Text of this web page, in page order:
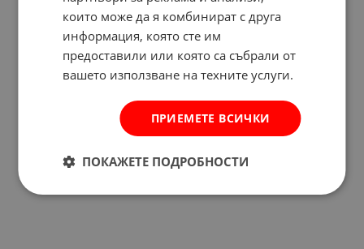
които може да я комбинират с друга
информация, която сте им
предоставили или която са събрали от
вашето използване на техните услуги.
ПРИЕМЕТЕ ВСИЧКИ
ПОКАЖЕТЕ ПОДРОБНОСТИ